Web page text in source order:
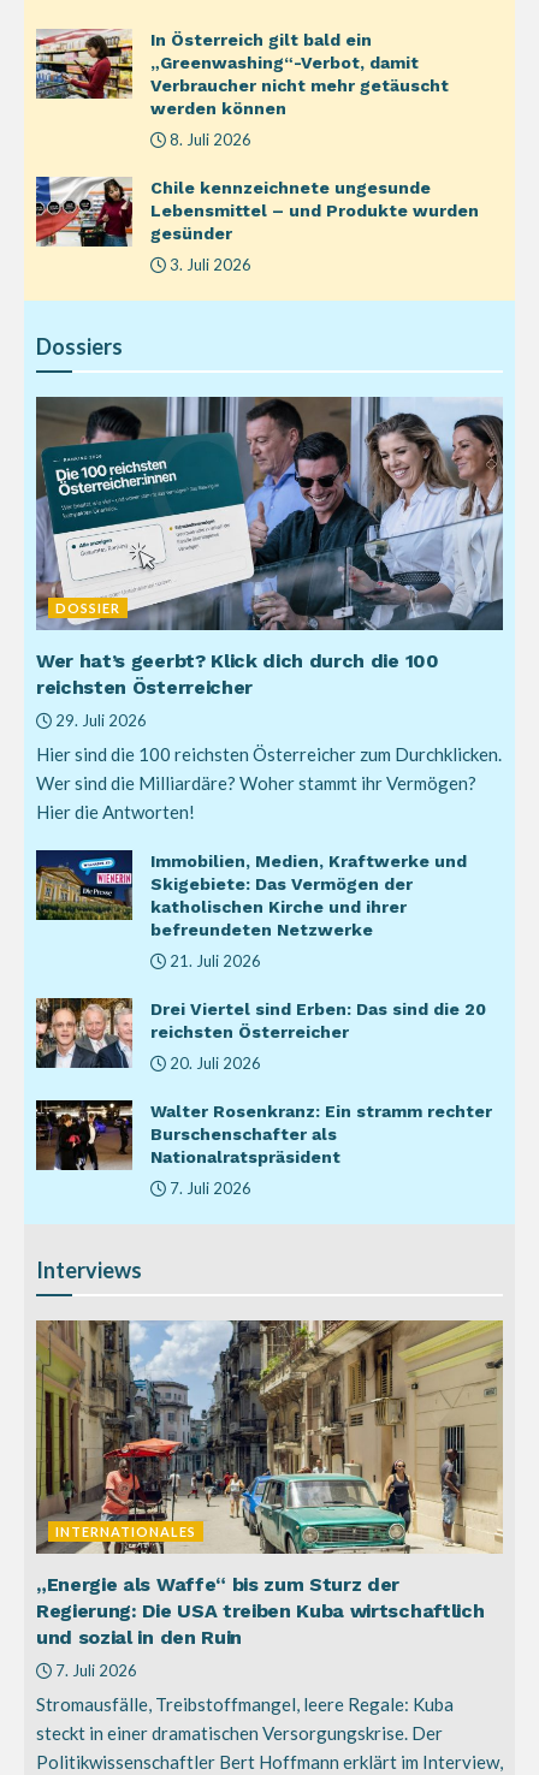
In Österreich gilt bald ein
„Greenwashing“-Verbot, damit
Verbraucher nicht mehr getäuscht
werden können
8. Juli 2026
Chile kennzeichnete ungesunde
Lebensmittel – und Produkte wurden
gesünder
3. Juli 2026
Dossiers
DOSSIER
Wer hat’s geerbt? Klick dich durch die 100
reichsten Österreicher
29. Juli 2026
Hier sind die 100 reichsten Österreicher zum Durchklicken.
Wer sind die Milliardäre? Woher stammt ihr Vermögen?
Hier die Antworten!
Immobilien, Medien, Kraftwerke und
Skigebiete: Das Vermögen der
katholischen Kirche und ihrer
befreundeten Netzwerke
21. Juli 2026
Drei Viertel sind Erben: Das sind die 20
reichsten Österreicher
20. Juli 2026
Walter Rosenkranz: Ein stramm rechter
Burschenschafter als
Nationalratspräsident
7. Juli 2026
Interviews
INTERNATIONALES
„Energie als Waffe“ bis zum Sturz der
Regierung: Die USA treiben Kuba wirtschaftlich
und sozial in den Ruin
7. Juli 2026
Stromausfälle, Treibstoffmangel, leere Regale: Kuba
steckt in einer dramatischen Versorgungskrise. Der
Politikwissenschaftler Bert Hoffmann erklärt im Interview,